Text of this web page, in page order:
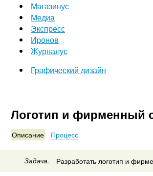
Магазинус
Медиа
Экспресс
Иронов
Журналус
Графический дизайн
Логотип и фирменный
Описание Процесс
Задача. Разработать логотип и